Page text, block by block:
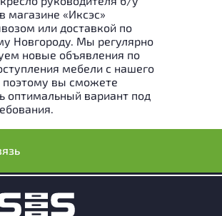
магазине «Иксэс»
или доставкой по
Новгороду. Мы регулярно
новые объявления по
мебели с нашего
поэтому вы сможете
оптимальный вариант под